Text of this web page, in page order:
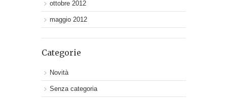
ottobre 2012
maggio 2012
Categorie
Novità
Senza categoria